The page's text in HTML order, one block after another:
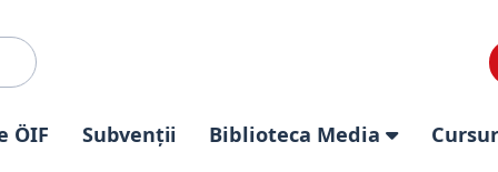
ÖIF Subvenții Biblioteca Media